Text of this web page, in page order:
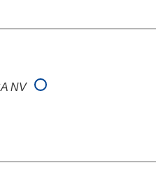
NV